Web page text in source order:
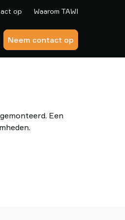
op Waarom TAWI
Neem contact op
Een